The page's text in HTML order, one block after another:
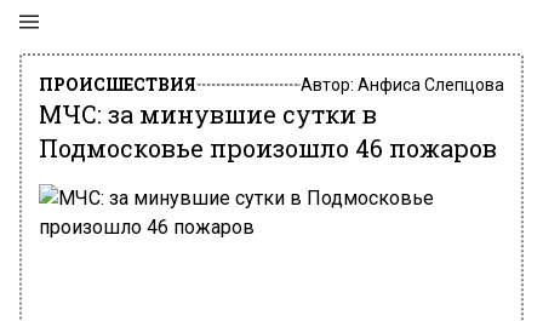
ПРОИСШЕСТВИЯ Автор: Анфиса Слепцова
МЧС: за минувшие сутки в
Подмосковье произошло 46 пожаров